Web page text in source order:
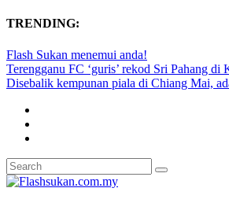
TRENDING:
Flash Sukan menemui anda!
Terengganu FC ‘guris’ rekod Sri Pahang di
Disebalik kempunan piala di Chiang Mai,